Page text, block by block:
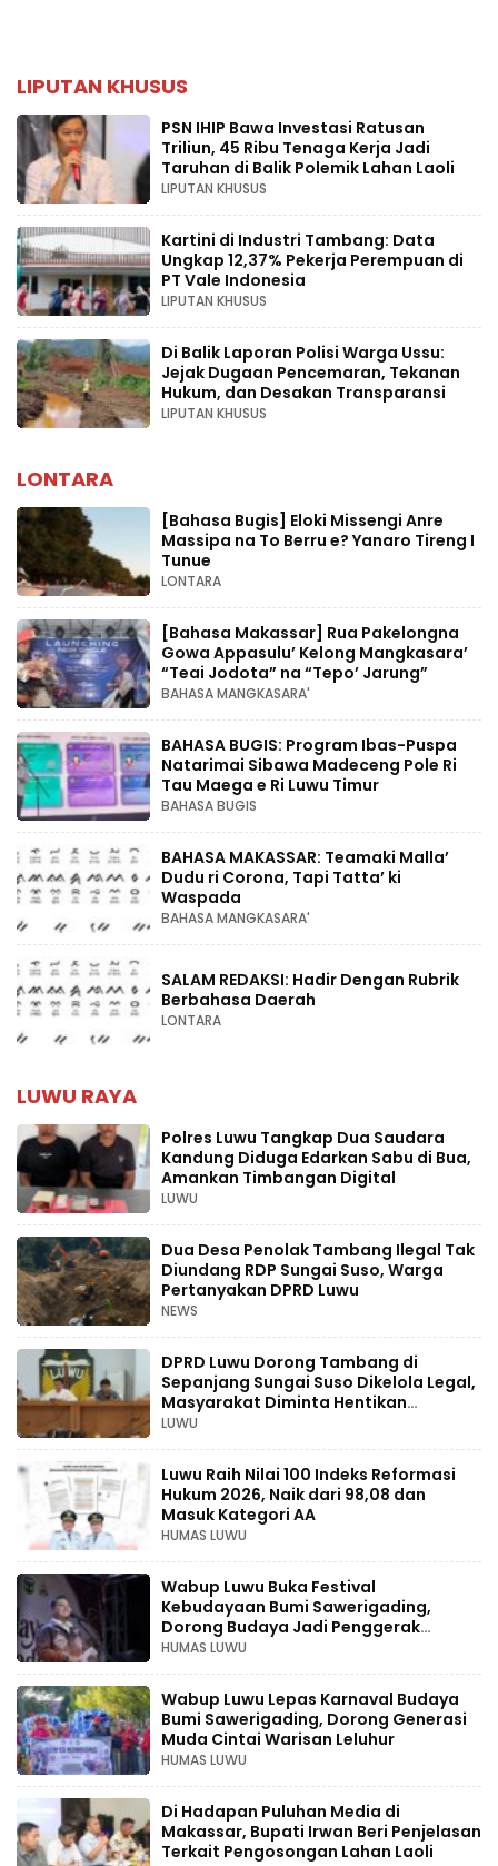
LIPUTAN KHUSUS
PSN IHIP Bawa Investasi Ratusan
Triliun, 45 Ribu Tenaga Kerja Jadi
Taruhan di Balik Polemik Lahan Laoli
LIPUTAN KHUSUS
Kartini di Industri Tambang: Data
Ungkap 12,37% Pekerja Perempuan di
PT Vale Indonesia
LIPUTAN KHUSUS
Di Balik Laporan Polisi Warga Ussu:
Jejak Dugaan Pencemaran, Tekanan
Hukum, dan Desakan Transparansi
LIPUTAN KHUSUS
LONTARA
[Bahasa Bugis] ‎Eloki Missengi Anre
Massipa na To Berru e? Yanaro Tireng I
Tunue
LONTARA
[Bahasa Makassar] Rua Pakelongna
Gowa Appasulu’ Kelong Mangkasara’
“Teai Jodota” na “Tepo’ Jarung”
BAHASA MANGKASARA'
BAHASA BUGIS: Program Ibas-Puspa
Natarimai Sibawa Madeceng Pole Ri
Tau Maega e Ri Luwu Timur
BAHASA BUGIS
BAHASA MAKASSAR: Teamaki Malla’
Dudu ri Corona, Tapi Tatta’ ki
Waspada
BAHASA MANGKASARA'
SALAM REDAKSI: Hadir Dengan Rubrik
Berbahasa Daerah
LONTARA
LUWU RAYA
Polres Luwu Tangkap Dua Saudara
Kandung Diduga Edarkan Sabu di Bua,
Amankan Timbangan Digital
LUWU
Dua Desa Penolak Tambang Ilegal Tak
Diundang RDP Sungai Suso, Warga
Pertanyakan DPRD Luwu
NEWS
DPRD Luwu Dorong Tambang di
Sepanjang Sungai Suso Dikelola Legal,
Masyarakat Diminta Hentikan
Aktivitas Ilegal
LUWU
Luwu Raih Nilai 100 Indeks Reformasi
Hukum 2026, Naik dari 98,08 dan
Masuk Kategori AA
HUMAS LUWU
Wabup Luwu Buka Festival
Kebudayaan Bumi Sawerigading,
Dorong Budaya Jadi Penggerak
Ekonomi Kreatif
HUMAS LUWU
Wabup Luwu Lepas Karnaval Budaya
Bumi Sawerigading, Dorong Generasi
Muda Cintai Warisan Leluhur
HUMAS LUWU
Di Hadapan Puluhan Media di
Makassar, Bupati Irwan Beri Penjelasan
Terkait Pengosongan Lahan Laoli